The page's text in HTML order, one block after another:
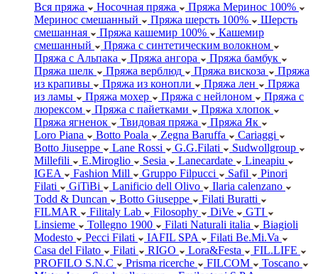
Вся пряжа Носочная пряжа
Пряжа Меринос 100%
Меринос смешанный
Пряжа шерсть 100%
Шерсть
смешанная
Пряжа кашемир 100%
Кашемир
смешанный
Пряжа с синтетическим волокном
Пряжа с Альпака
Пряжа ангора
Пряжа бамбук
Пряжа шелк
Пряжа верблюд Пряжа вискоза
Пряжа
из крапивы
Пряжа из конопли Пряжа лен
Пряжа
из ламы
Пряжа мохер Пряжа с нейлоном
Пряжа с
люрексом
Пряжа с пайетками
Пряжа хлопок
Пряжа ягненок
Твидовая пряжа
Пряжа Як
Loro Piana
Botto Poala Zegna Baruffa
Cariaggi
Botto Jiuseppe
Lane Rossi G.G.Filati
Sudwollgroup
Millefili
E.Miroglio Sesia Lanecardate
Lineapiu
IGEA
Fashion Mill Gruppo Filpucci Safil
Pinori
Filati
GiTiBi Lanificio dell Olivo
Ilaria calenzano
Todd & Duncan
Botto Giuseppe
Filati Buratti
FILMAR
Filitaly Lab Filosophy DiVe
GTI
Linsieme
Tollegno 1900 Filati Naturali italia
Biagioli
Modesto
Pecci Filati IAFIL SPA
Filati Be.Mi.Va
Casa del Filato
Filati RIGO Lora&Festa
FIL.LIFE
PROFILO S.N.C
Prisma ricerche FILCOM
Toscano